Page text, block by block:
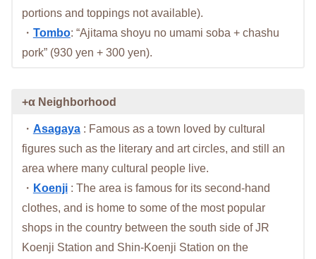
portions and toppings not available).
・ Tombo: “Ajitama shoyu no umami soba + chashu
pork” (930 yen + 300 yen).
+α Neighborhood
・ Asagaya: Famous as a town loved by cultural
figures such as the literary and art circles, and still an
area where many cultural people live.
・ Koenji: The area is famous for its second-hand
clothes, and is home to some of the most popular
shops in the country between the south side of JR
Koenji Station and Shin-Koenji Station on the